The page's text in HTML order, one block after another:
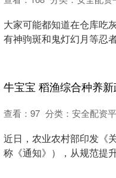
大家可能都知道在仓库吃
有神驹斑和鬼灯幻月等忍
查看： 97 分类： 安全配资
近日，农业农村部印发《
称《通知》），从规范提